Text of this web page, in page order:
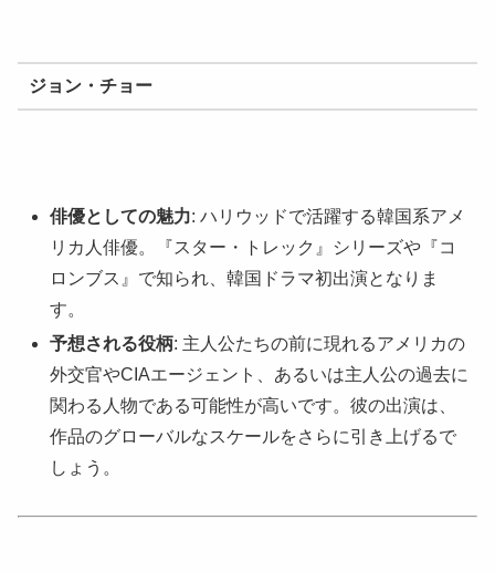
ジョン・チョー
俳優としての魅力: ハリウッドで活躍する韓国系アメ
リカ人俳優。『スター・トレック』シリーズや『コ
ロンブス』で知られ、韓国ドラマ初出演となりま
す。
予想される役柄: 主人公たちの前に現れるアメリカの
外交官やCIAエージェント、あるいは主人公の過去に
関わる人物である可能性が高いです。彼の出演は、
作品のグローバルなスケールをさらに引き上げるで
しょう。